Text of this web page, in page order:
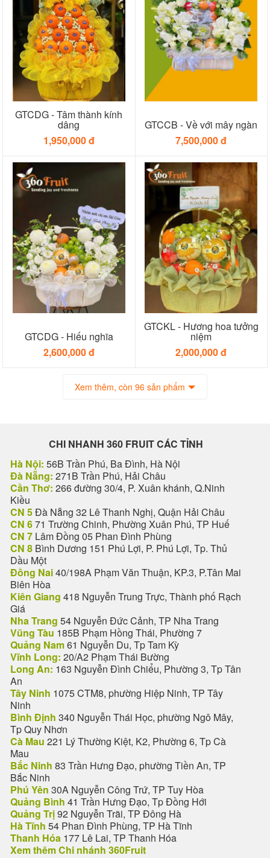
GTCDG - Tâm thành kính
dâng
1,950,000 đ
GTCCB - Về với mây ngàn
7,500,000 đ
GTCDG - Hiếu nghĩa
2,600,000 đ
GTCKL - Hương hoa tưởng
niệm
2,000,000 đ
Xem thêm, còn 96 sản phẩm
CHI NHANH 360 FRUIT CÁC TỈNH
Hà Nội: 56B Trần Phú, Ba Đình, Hà Nội
Đà Nẵng: 271B Trần Phú, Hải Châu
Cần Thơ: 266 đường 30/4, P. Xuân khánh, Q.Ninh
Kiều
CN 5Đà Nẵng 32 Lê Thanh Nghị, Quận Hải Châu
CN 671 Trường Chinh, Phường Xuân Phú, TP Huế
CN 7 Lâm Đồng 05 Phan Đình Phùng
CN 8 Bình Dương 151 Phú Lợi, P. Phú Lợi, Tp. Thủ
Dầu Một
Đồng Nai40/198A Phạm Văn Thuận, KP.3, P.Tân Mai
Biên Hòa
Kiên Giang 418 Nguyễn Trung Trực, Thành phố Rạch
Giá
Nha Trang 54 Nguyễn Đức Cảnh, TP Nha Trang
Vũng Tàu 185B Phạm Hồng Thái, Phường 7
Quảng Nam61 Nguyễn Du, Tp Tam Kỳ
Vĩnh Long: 20/A2 Phạm Thái Bường
Long An: 163 Nguyễn Đình Chiểu, Phường 3, Tp Tân
An
Tây Ninh 1075 CTM8, phường Hiệp Ninh, TP Tây
Ninh
Bình Định 340 Nguyễn Thái Học, phường Ngô Mây,
Tp Quy Nhơn
Cà Mau 221 Lý Thường Kiệt, K2, Phường 6, Tp Cà
Mau
Bắc Ninh 83 Trần Hưng Đạo, phường Tiền An, TP
Bắc Ninh
Phú Yên 30A Nguyễn Công Trứ, TP Tuy Hòa
Quảng Bình 41 Trần Hưng Đạo, Tp Đồng Hới
Quảng Trị92 Nguyễn Trãi, TP Đông Hà
Hà Tĩnh 54 Phan Đình Phùng, TP Hà Tĩnh
Thanh Hóa 177 Lê Lai, TP Thanh Hóa
Xem thêm Chi nhánh 360Fruit